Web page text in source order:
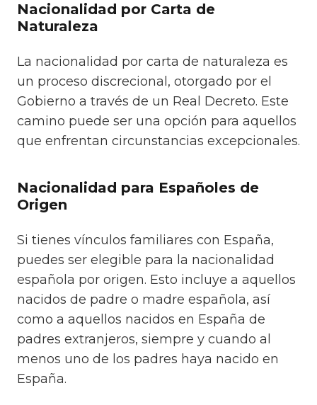
Nacionalidad por Carta de
Naturaleza
La nacionalidad por carta de naturaleza es
un proceso discrecional, otorgado por el
Gobierno a través de un Real Decreto. Este
camino puede ser una opción para aquellos
que enfrentan circunstancias excepcionales.
Nacionalidad para Españoles de
Origen
Si tienes vínculos familiares con España,
puedes ser elegible para la nacionalidad
española por origen. Esto incluye a aquellos
nacidos de padre o madre española, así
como a aquellos nacidos en España de
padres extranjeros, siempre y cuando al
menos uno de los padres haya nacido en
España.